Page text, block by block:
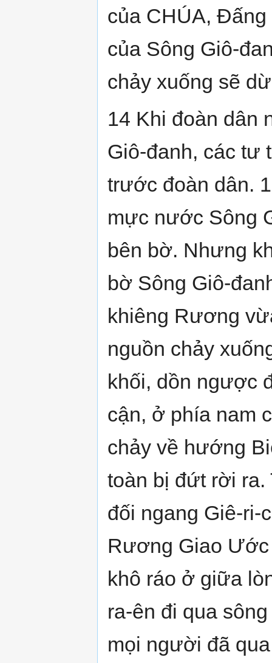
của CHÚA,
của Sông Giô-
chảy xuống sẽ
14 Khi đoàn dân
Giô-đanh, các tư
trước đoàn dân.
mực nước Sông
bên bờ. Nhưng
bờ Sông Giô-
khiêng Rương
nguồn chảy
khối, dồn ngược
cận, ở phía nam
chảy về hướng
toàn bị đứt rời ra.
đối ngang Giê-ri-
Rương Giao
khô ráo ở giữa
ra-ên đi qua
mọi người đã